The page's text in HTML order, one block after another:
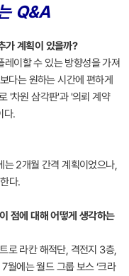
Q&A
가 계획이 있을까?
이할 수 있는 방향성을 가져
다는 원하는 시간에 편하게
'차원 삼각판'과 '의뢰 계약
다.
는 2개월 간격 계획이었으나,
다.
점에 대해 어떻게 생각하는
로 라칸 해적단, 격전지 3층,
월에는 월드 그룹 보스 ‘크라